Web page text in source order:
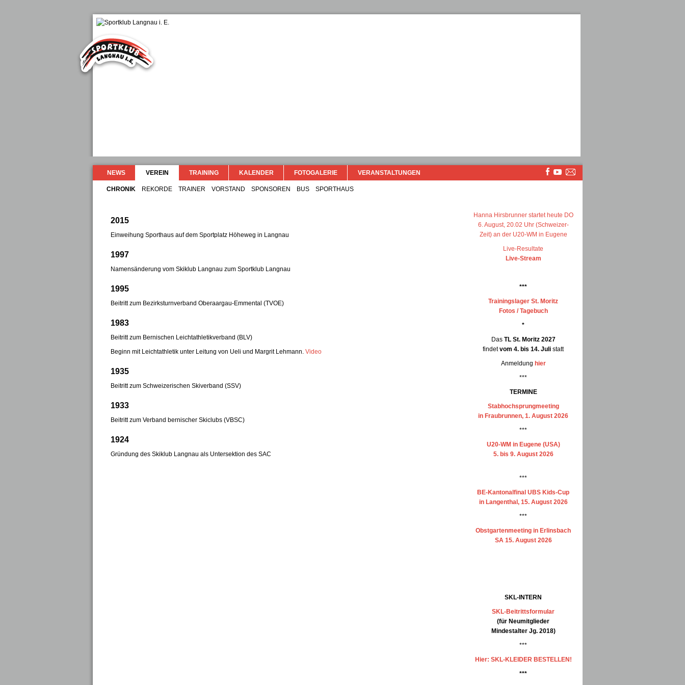
NEWS VEREIN TRAINING KALENDER FOTOGALERIE VERANSTALTUNGEN
CHRONIK REKORDE TRAINER VORSTAND SPONSOREN BUS SPORTHAUS
2015
Einweihung Sporthaus auf dem Sportplatz Höheweg in Langnau
1997
Namensänderung vom Skiklub Langnau zum Sportklub Langnau
1995
Beitritt zum Bezirksturnverband Oberaargau-Emmental (TVOE)
1983
Beitritt zum Bernischen Leichtathletikverband (BLV)
Beginn mit Leichtathletik unter Leitung von Ueli und Margrit Lehmann. Video
1935
Beitritt zum Schweizerischen Skiverband (SSV)
1933
Beitritt zum Verband bernischer Skiclubs (VBSC)
1924
Gründung des Skiklub Langnau als Untersektion des SAC
Hanna Hirsbrunner startet heute DO
6. August, 20.02 Uhr (Schweizer-
Zeit) an der U20-WM in Eugene
Live-Resultate
Live-Stream
***
Trainingslager St. Moritz
Fotos / Tagebuch
*
Das TL St. Moritz 2027
findetvom 4. bis 14. Juli statt
Anmeldung hier
***
TERMINE
Stabhochsprungmeeting
in Fraubrunnen, 1. August 2026
***
U20-WM in Eugene (USA)
5. bis 9. August 2026
***
BE-Kantonalfinal UBS Kids-Cup
in Langenthal, 15. August 2026
***
Obstgartenmeeting in Erlinsbach
SA 15. August 2026
SKL-INTERN
SKL-Beitrittsformular
(für Neumitglieder
Mindestalter Jg. 2018)
***
Hier: SKL-KLEIDER BESTELLEN!
***